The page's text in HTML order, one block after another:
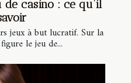
de casino : ce qu’il
jeux à but lucratif. Sur la
le jeu de...